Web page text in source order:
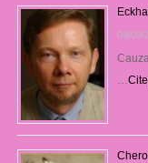
09/09/